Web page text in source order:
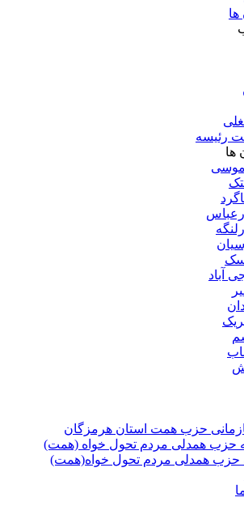
ها
رئیسه
ها
آباد
حزب همت استان هرمزگان
حزب همدلی مردم تحول خواه (همت)
حزب همدلی مردم تحول خواه(همت)